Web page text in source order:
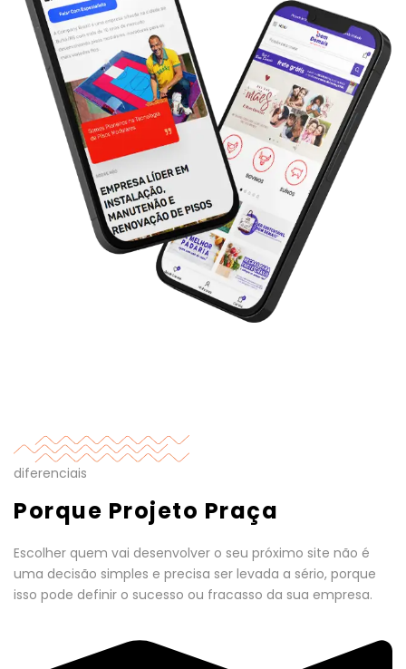
diferenciais
Porque Projeto Praça
Escolher quem vai desenvolver o seu próximo site não é
uma decisão simples e precisa ser levada a sério, porque
isso pode definir o sucesso ou fracasso da sua empresa.